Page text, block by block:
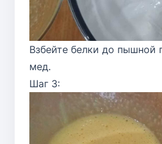
Взбейте белки до пышной
мед.
Шаг 3: